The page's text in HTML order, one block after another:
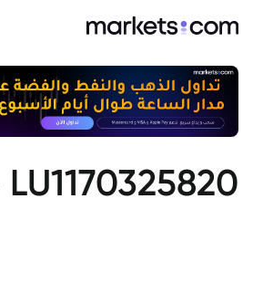
LU1170325820